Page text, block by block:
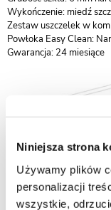
Niniejsza strona
Używamy plików
personalizacji
wszystkie,
Wykończenie: miedź
Zestaw uszczelek w
Powłoka Easy Clean:
Gwarancja: 24 miesiące